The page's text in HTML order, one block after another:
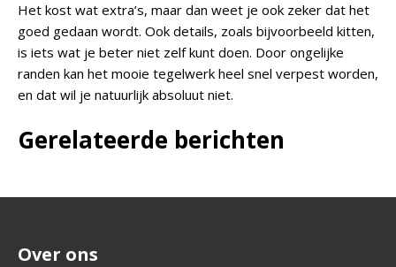
Het kost wat extra’s, maar dan weet je ook zeker dat het
goed gedaan wordt. Ook details, zoals bijvoorbeeld kitten,
is iets wat je beter niet zelf kunt doen. Door ongelijke
randen kan het mooie tegelwerk heel snel verpest worden,
en dat wil je natuurlijk absoluut niet.
Gerelateerde berichten
Over ons